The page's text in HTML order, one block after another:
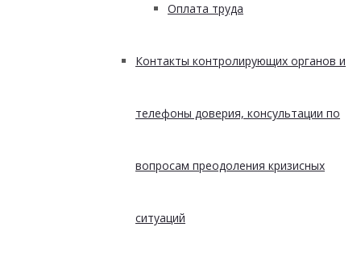
Оплата труда
Контакты контролирующих органов и
телефоны доверия, консультации по
вопросам преодоления кризисных
ситуаций